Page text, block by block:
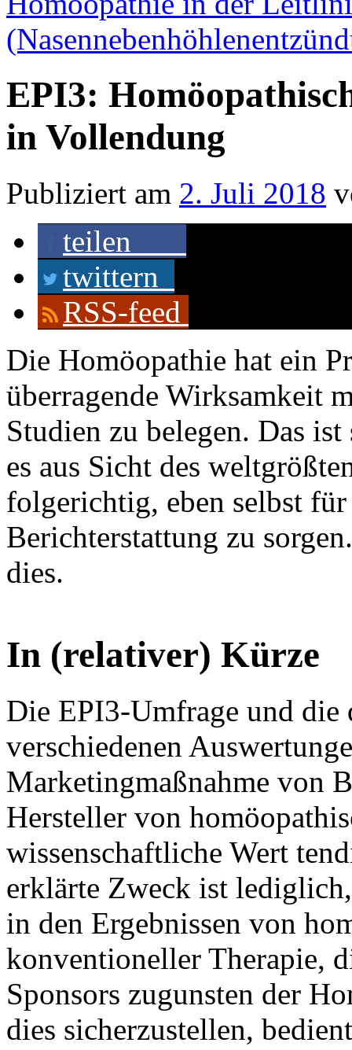
EPI3:
in Vollendung
Publiziert am 2. Juli 2018
teilen
twittern
RSS-feed
Die Homöopathie hat ein
überragende Wirksamkeit
Studien zu belegen. Das
es aus Sicht des
folgerichtig, eben selbst für
Berichterstattung zu
dies.
In (relativer) Kürze
Die EPI3-Umfrage und die
verschiedenen
Marketingmaßnahme von
Hersteller von
wissenschaftliche Wert
erklärte Zweck ist
in den Ergebnissen von
konventioneller Therapie,
Sponsors zugunsten der
dies sicherzustellen,